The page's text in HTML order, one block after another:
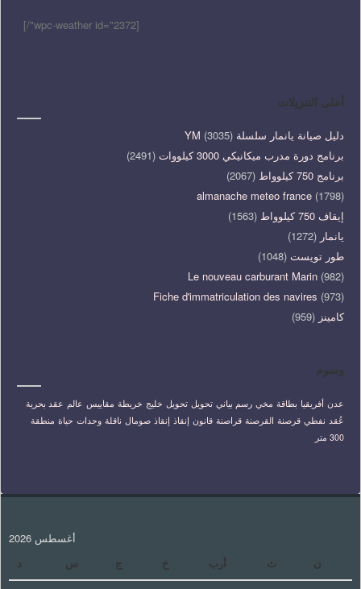
[wpc-weather id="2372"/]
أعلى التنزيلات
دليل صيانة يانمار سلسلة YM (3035)
برنامج دورة مدرب ميكانيكي 3000 كيلووات
(2491)
برنامج 750 كيلوواط
(2067)
almanache meteo france (1798)
إيقاف 750 كيلوواط
(1563)
يانمار (1272)
طور تويست (1048)
Le nouveau carburant Marin (982)
Fiche d'immatriculation des navires (973)
كامينز (959)
وسوم
عدن أفريقيا بطاقة مخي رسم بياني تحويل تحويل خليج خريطة مقاييس عالم عقد بحرية
عُقد نفطي قرصنة القرصنة قراصنة قانون إنقاذ إنقاذ صومال ناقلة وحدات حياة منطقة
300 متر
أغسطس 2026
ن
ث أرب خ ج س د